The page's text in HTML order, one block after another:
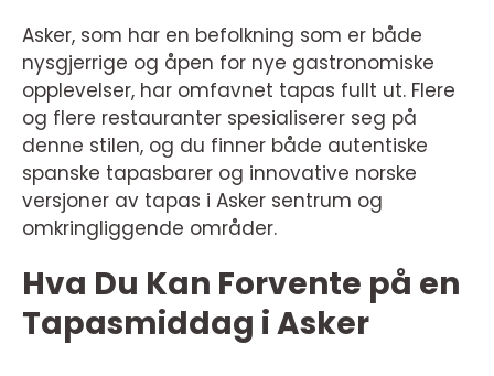
Asker, som har en befolkning som er både
nysgjerrige og åpen for nye gastronomiske
opplevelser, har omfavnet tapas fullt ut. Flere
og flere restauranter spesialiserer seg på
denne stilen, og du finner både autentiske
spanske tapasbarer og innovative norske
versjoner av tapas i Asker sentrum og
omkringliggende områder.
Hva Du Kan Forvente på en
Tapasmiddag i Asker